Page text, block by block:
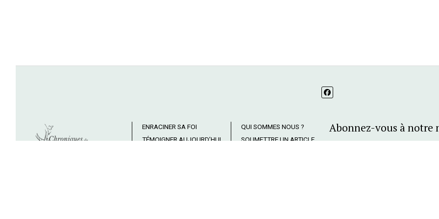
ENRACINER SA FOI
TÉMOIGNER AUJOURD’HUI
QUI SOMMES NOUS ?
SOUMETTRE UN ARTICLE
Abonnez-vous à notre